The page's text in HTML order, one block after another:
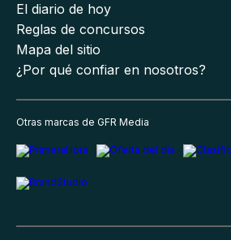
El diario de hoy
Reglas de concursos
Mapa del sitio
¿Por qué confiar en nosotros?
Otras marcas de GFR Media